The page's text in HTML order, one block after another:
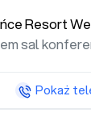
Resort
sal
Pokaż